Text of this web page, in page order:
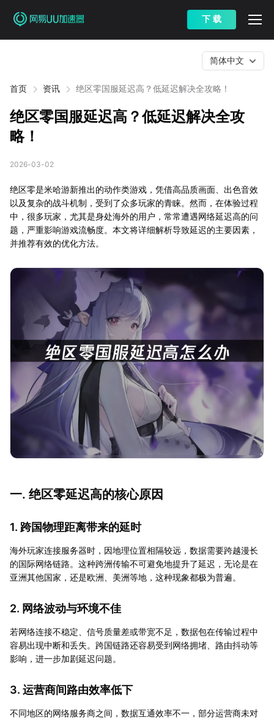
下 载
首页 资讯 绝区零国服延迟高？低延迟解决全攻略！
简体中文
绝区零国服延迟高？低延迟解决全攻
略！
2026-03-02
绝区零是米哈游新推出的动作类游戏，凭借高品质画面、出色音效
以及复杂的战斗机制，受到了众多玩家的青睐。然而，在体验过程
中，很多玩家，尤其是身处海外的用户，常常遭遇网络延迟高的问
题，严重影响游戏流畅度。本文将详细解析导致延迟的主要因素，
并推荐有效的优化方法。
一. 绝区零延迟高的核心原因
1. 跨国物理距离带来的延时
海外玩家连接服务器时，因地理位置相隔较远，数据需要跨越漫长
的国际网络链路。这种跨洲传输不可避免地提升了延迟，无论是在
亚洲其他国家，还是欧洲、美洲等地，这种现象都极为普遍。
2. 网络波动与环境不佳
若网络连接不稳定、信号质量差或带宽不足，数据包在传输过程中
容易出现中断和丢失。跨国链路还容易受到网络拥堵、路由抖动等
影响，进一步加剧延迟问题。
3. 运营商间路由效率低下
不同地区的网络服务商之间，数据互通效率不一，部分运营商未对